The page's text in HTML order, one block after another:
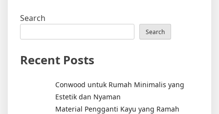
Search
Search
Recent Posts
Conwood untuk Rumah Minimalis yang
Estetik dan Nyaman
Material Pengganti Kayu yang Ramah